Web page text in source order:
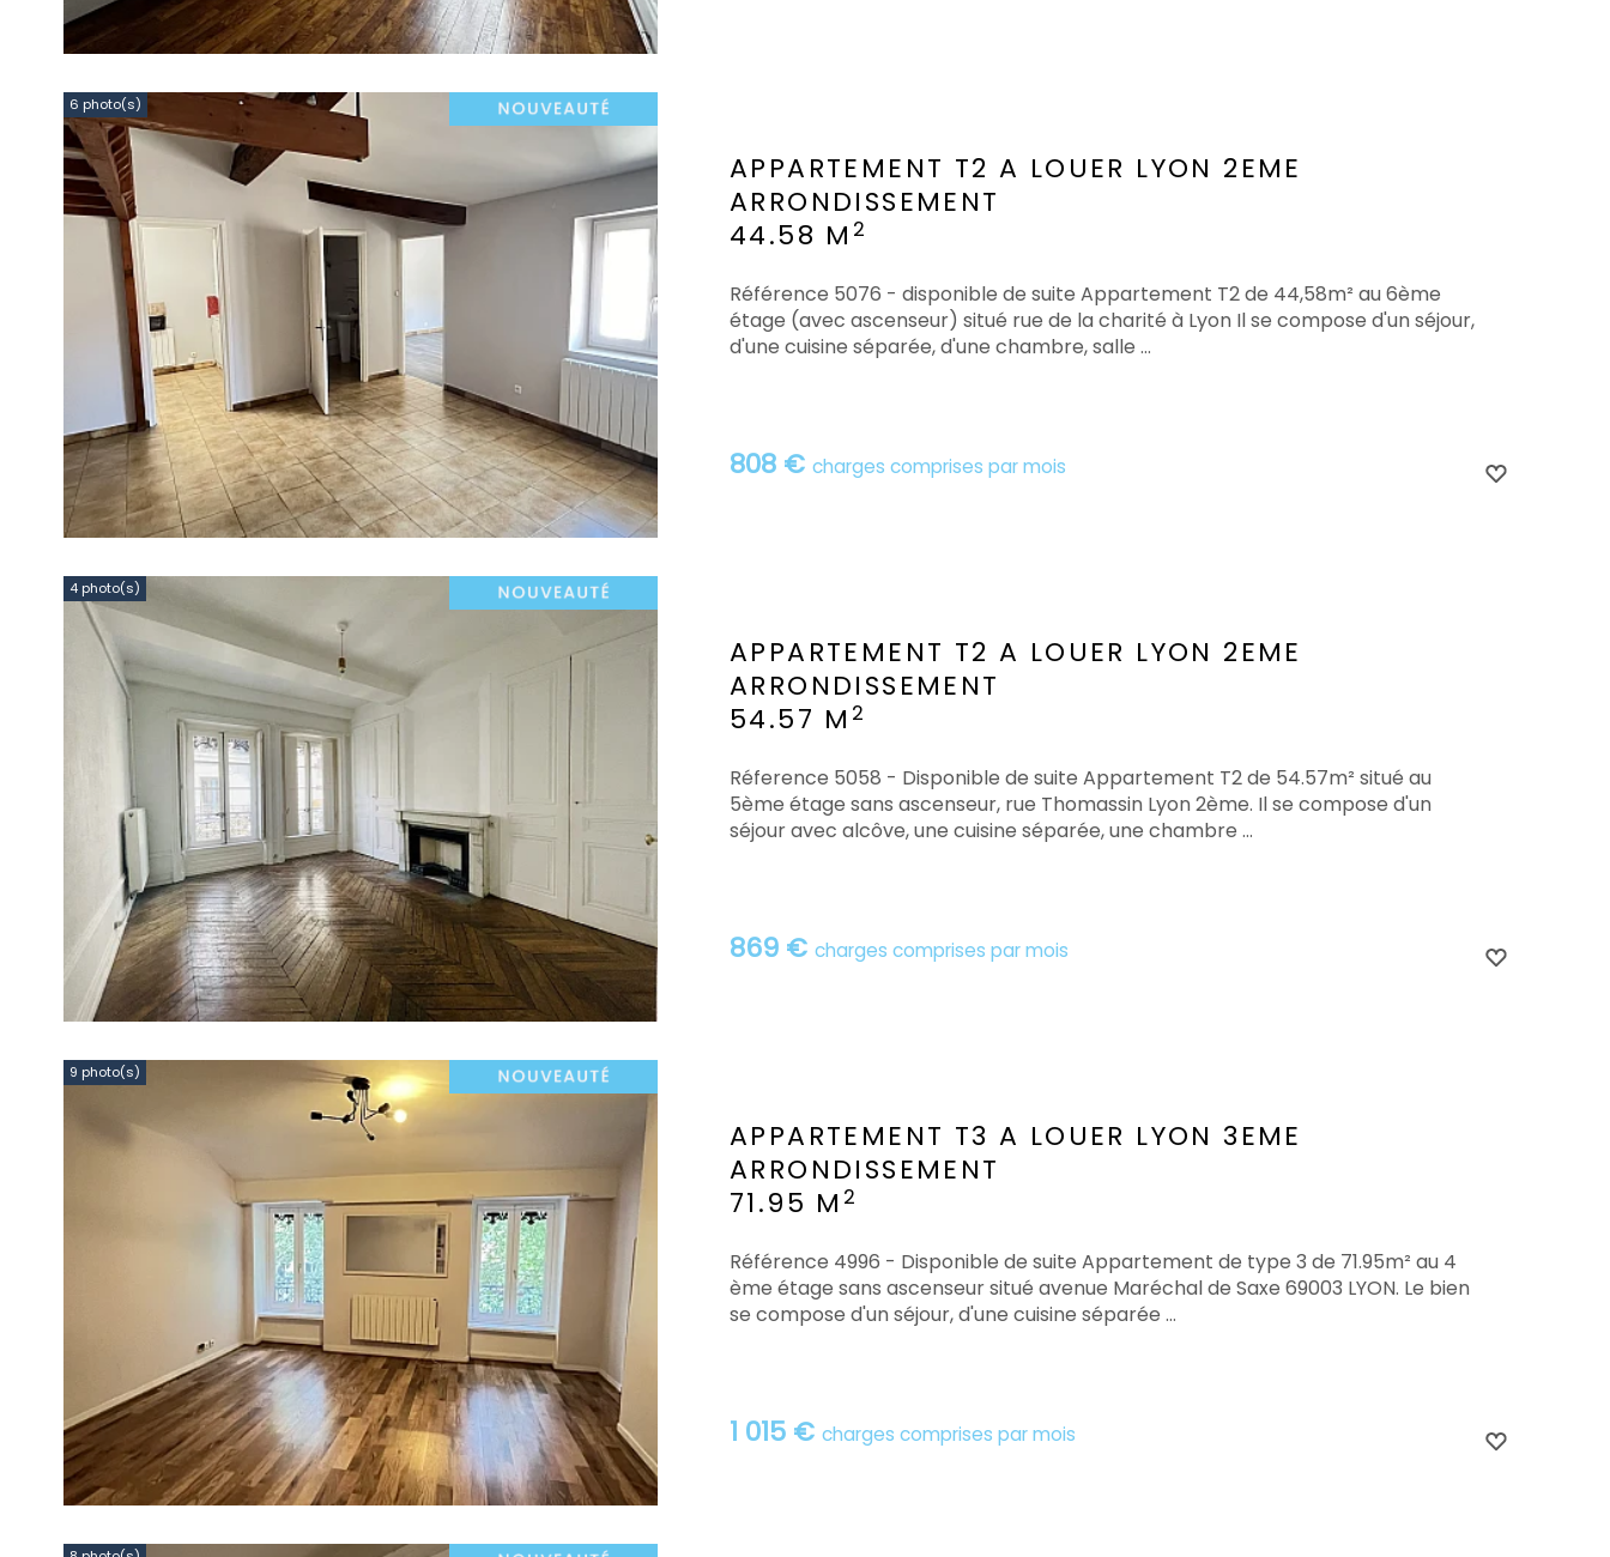
6 photo(s)
APPARTEMENT T2 A LOUER LYON 2EME
ARRONDISSEMENT
44.58 M 2
808 € charges comprises par mois
Référence 5076 - disponible de suite Appartement T2 de 44,58m² au 6ème
étage (avec ascenseur) situé rue de la charité à Lyon Il se compose d'un séjour,
d'une cuisine séparée, d'une chambre, salle ...
4 photo(s)
APPARTEMENT T2 A LOUER LYON 2EME
ARRONDISSEMENT
54.57 M 2
869 € charges comprises par mois
Réference 5058 - Disponible de suite Appartement T2 de 54.57m² situé au
5ème étage sans ascenseur, rue Thomassin Lyon 2ème. Il se compose d'un
séjour avec alcôve, une cuisine séparée, une chambre ...
9 photo(s)
APPARTEMENT T3 A LOUER LYON 3EME
ARRONDISSEMENT
71.95 M 2
1 015 € charges comprises par mois
Référence 4996 - Disponible de suite Appartement de type 3 de 71.95m² au 4
ème étage sans ascenseur situé avenue Maréchal de Saxe 69003 LYON. Le bien
se compose d'un séjour, d'une cuisine séparée ...